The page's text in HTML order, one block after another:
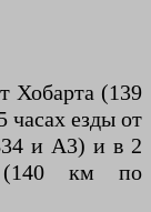
Хобарта (139
езды от
и A3) и в 2
(140 км по